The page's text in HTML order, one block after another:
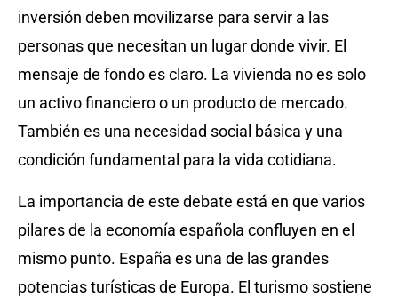
inversión deben movilizarse para servir a las
personas que necesitan un lugar donde vivir. El
mensaje de fondo es claro. La vivienda no es solo
un activo financiero o un producto de mercado.
También es una necesidad social básica y una
condición fundamental para la vida cotidiana.
La importancia de este debate está en que varios
pilares de la economía española confluyen en el
mismo punto. España es una de las grandes
potencias turísticas de Europa. El turismo sostiene